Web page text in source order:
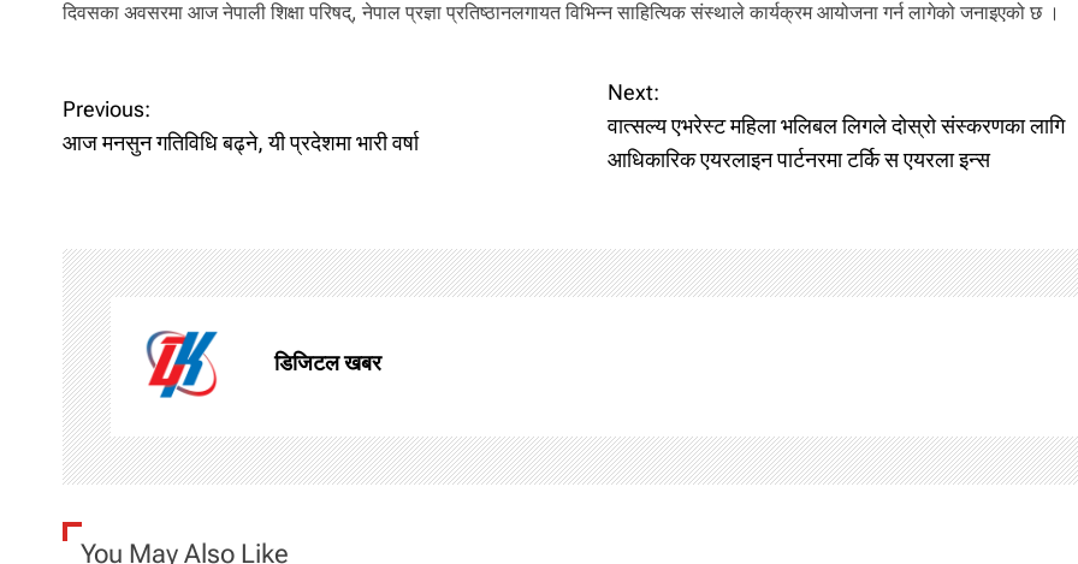
दिवसका अवसरमा आज नेपाली शिक्षा परिषद्, नेपाल प्रज्ञा प्रतिष्ठानलगायत विभिन्न साहित्यिक संस्थाले कार्यक्रम आयोजना गर्न लागेको जनाइएको छ ।
P
o
t
n
a
v
i
g
Previous:
आज मनसुन गतिविधि बढ्ने, यी प्रदेशमा भारी वर्षा
Next:
वात्सल्य एभरेस्ट महिला भलिबल लिगले दोस्रो संस्करणका लागि
आधिकारिक एयरलाइन पार्टनरमा टर्कि स एयरला इन्स
डिजिटल खबर
You May Also Like